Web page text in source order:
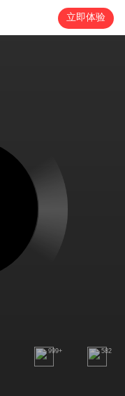
立即体验
999+ 582